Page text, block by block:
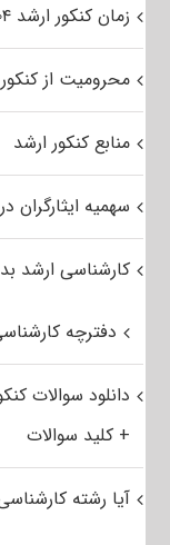
زمان کنکور ارشد ۱۴۰۴
محرومیت از
منابع کنکور ارشد
سهمیه ایثارگران
کارشناسی ارشد
دفترچه
دانلود سوالات
+ کلید سوالات
آیا رشته